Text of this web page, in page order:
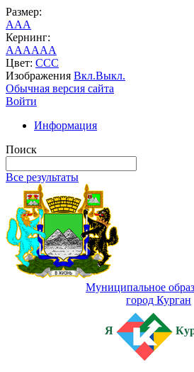
Размер:
AAA
Кернинг:
AAAAAA
Цвет: CCC
Изображения Вкл.Выкл.
Обычная версия сайта
Войти
Информация
Поиск
Все результаты
Муниципальное
город Курган
Я